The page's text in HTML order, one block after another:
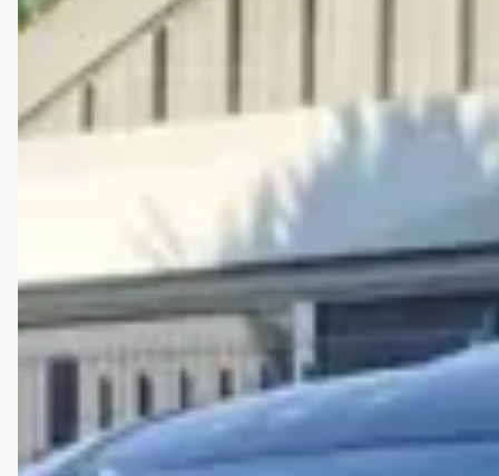
5.7 V8 Hemi Shaker 2015 Zwart Schuifdak
v.a. € 762/mnd
2015 · 141.954 km · Benzine · Handgeschakeld
· Ruinerwold 4,5